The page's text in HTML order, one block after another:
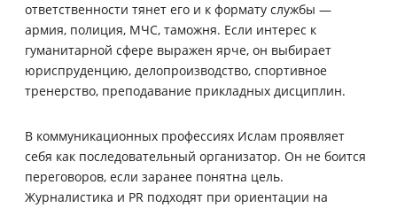
ответственности тянет его и к формату службы —
армия, полиция, МЧС, таможня. Если интерес к
гуманитарной сфере выражен ярче, он выбирает
юриспруденцию, делопроизводство, спортивное
тренерство, преподавание прикладных дисциплин.
В коммуникационных профессиях Ислам проявляет
себя как последовательный организатор. Он не боится
переговоров, если заранее понятна цель.
Журналистика и PR подходят при ориентации на